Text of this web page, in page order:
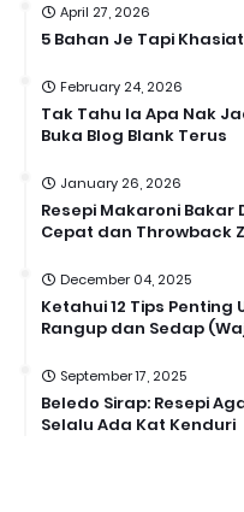
April 27, 2026
5 Bahan Je Tapi
February 24, 2026
Tak Tahu la Apa Nak
Buka Blog Blank Terus
January 26, 2026
Resepi Makaroni Bakar
Cepat dan Throwback
December 04, 2025
Ketahui 12 Tips
Rangup dan Sedap
September 17, 2025
Beledo Sirap: Resepi
Selalu Ada Kat Kenduri